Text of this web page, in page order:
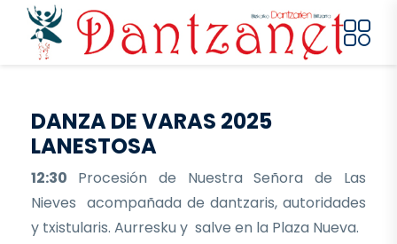
Pasar al contenido principal
DANZA DE VARAS 2025
LANESTOSA
12:30 Procesión de Nuestra Señora de Las
Nieves acompañada de dantzaris, autoridades
y txistularis. Aurresku y salve en la Plaza Nueva.